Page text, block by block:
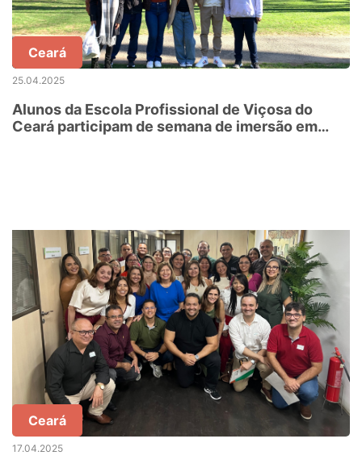
Ceará
25.04.2025
Alunos da Escola Profissional de Viçosa do
Ceará participam de semana de imersão em
Ceará
17.04.2025